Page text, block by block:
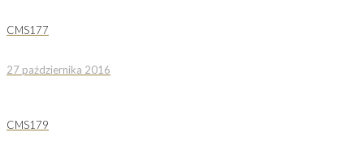
CMS177
27 października 2016
CMS179